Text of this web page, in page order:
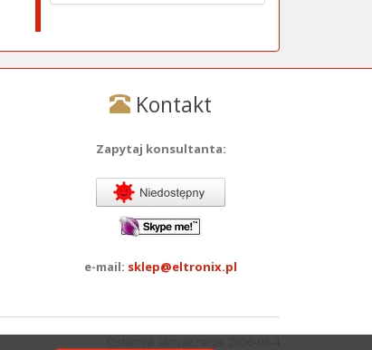
Kontakt
Zapytaj konsultanta:
e-mail: sklep@eltronix.pl